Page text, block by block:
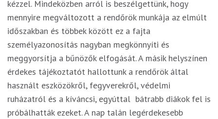
kézzel. Mindeközben arról is beszélgettünk, hogy
mennyire megváltozott a rendőrök munkája az elmúlt
időszakban és többek között ez a fajta
személyazonosítás nagyban megkönnyíti és
meggyorsítja a bűnözők elfogását. A másik helyszínen
érdekes tájékoztatót hallottunk a rendőrök által
használt eszközökről, fegyverekről, védelmi
ruházatról és a kíváncsi, egyúttal bátrabb diákok fel is
próbálhatták ezeket. A nap talán legérdekesebb